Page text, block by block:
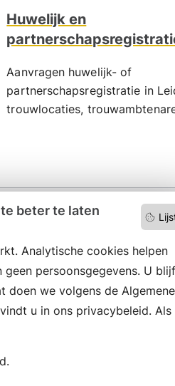
beter te laten
Analytische cookies helpen
persoonsgegevens. U
doen we volgens de Algemene
u in ons privacybeleid. Als
Huwelijk en
Aanvragen huwelijk- of
partnerschapsregistratie in
trouwlocaties,
Wilt u niets missen?
Abonneer op onze nieuwsbrief
en volg ons ook op social media.
Privacyverklaring